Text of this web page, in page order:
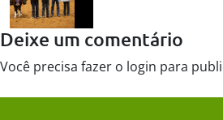
Deixe um comentário
Você precisa fazer o login para